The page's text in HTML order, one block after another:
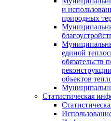
и
природных
единой
обязательств
объектов
Статистическая